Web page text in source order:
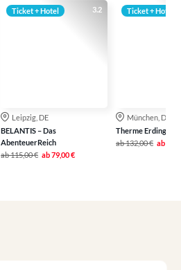
3.2
Ticket + Hotel
Leipzig, DE
BELANTIS – Das
AbenteuerReich
ab115,00 € ab79,00 €
Ticket + Hotel
München, DE
Therme Erding
ab132,00 € ab